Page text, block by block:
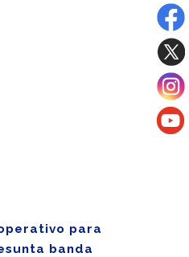
para
banda